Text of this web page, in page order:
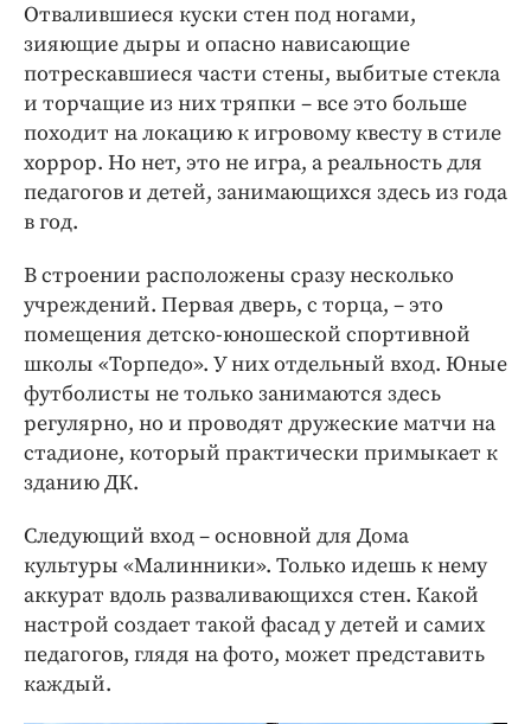
Отвалившиеся куски стен под ногами,
зияющие дыры и опасно нависающие
потрескавшиеся части стены, выбитые стекла
и торчащие из них тряпки – все это больше
походит на локацию к игровому квесту в стиле
хоррор. Но нет, это не игра, а реальность для
педагогов и детей, занимающихся здесь из года
в год.
В строении расположены сразу несколько
учреждений. Первая дверь, с торца, – это
помещения детско-юношеской спортивной
школы «Торпедо». У них отдельный вход. Юные
футболисты не только занимаются здесь
регулярно, но и проводят дружеские матчи на
стадионе, который практически примыкает к
зданию ДК.
Следующий вход – основной для Дома
культуры «Малинники». Только идешь к нему
аккурат вдоль разваливающихся стен. Какой
настрой создает такой фасад у детей и самих
педагогов, глядя на фото, может представить
каждый.